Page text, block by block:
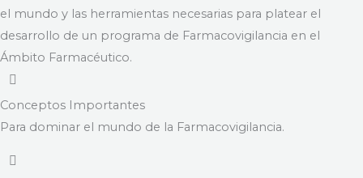
el mundo y las herramientas necesarias para platear el
desarrollo de un programa de Farmacovigilancia en el
Ámbito Farmacéutico.
Conceptos Importantes
Para dominar el mundo de la Farmacovigilancia.